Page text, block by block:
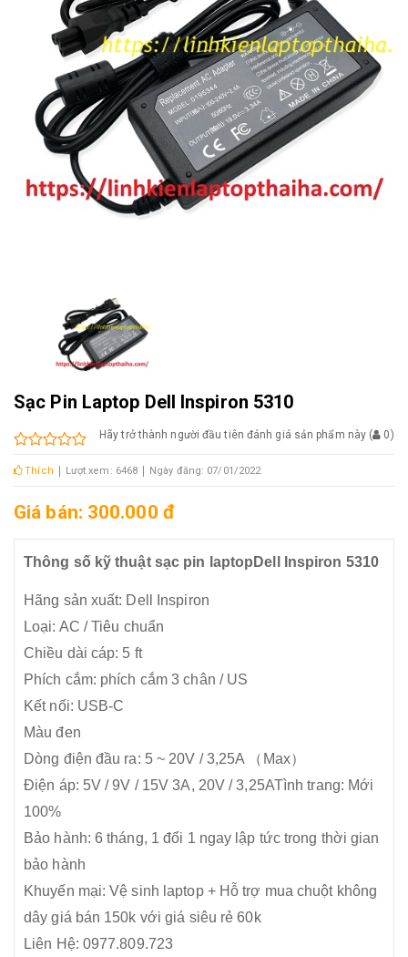
Sạc Pin Laptop Dell Inspiron 5310
Hãy trở thành người đầu tiên đánh giá sản phẩm này ( 0)
Thích Lượt xem: 6468 Ngày đăng: 07/01/2022
Giá bán: 300.000 đ
Thông số kỹ thuật sạc pin laptopDell Inspiron 5310
Hãng sản xuất: Dell Inspiron
Loại: AC / Tiêu chuẩn
Chiều dài cáp: 5 ft
Phích cắm: phích cắm 3 chân / US
Kết nối: USB-C
Màu đen
Dòng điện đầu ra: 5 ~ 20V / 3,25A （Max）
Điện áp: 5V / 9V / 15V 3A, 20V / 3,25ATình trang: Mới
100%
Bảo hành: 6 tháng, 1 đổi 1 ngay lập tức trong thời gian
bảo hành
Khuyến mại: Vệ sinh laptop + Hỗ trợ mua chuột không
dây giá bán 150k với giá siêu rẻ 60k
Liên Hệ: 0977.809.723